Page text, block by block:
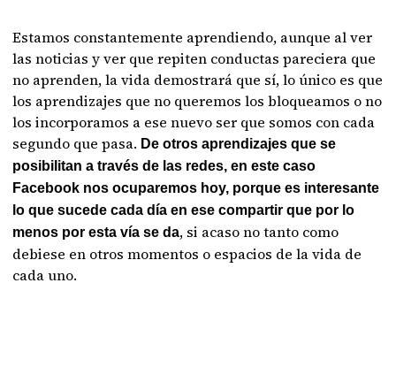
Estamos constantemente aprendiendo, aunque al ver
las noticias y ver que repiten conductas pareciera que
no aprenden, la vida demostrará que sí, lo único es que
los aprendizajes que no queremos los bloqueamos o no
los incorporamos a ese nuevo ser que somos con cada
segundo que pasa. De otros aprendizajes que se
posibilitan a través de las redes, en este caso
Facebook nos ocuparemos hoy, porque es interesante
lo que sucede cada día en ese compartir que por lo
menos por esta vía se da, si acaso no tanto como
debiese en otros momentos o espacios de la vida de
cada uno.